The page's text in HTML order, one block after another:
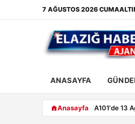
7 AĞUSTOS 2026 CUMA
ANASAYFA
Anasayfa A101'de 13